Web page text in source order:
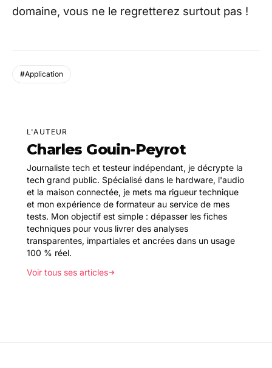
domaine, vous ne le regretterez surtout pas !
#Application
L'AUTEUR
Charles Gouin-Peyrot
Journaliste tech et testeur indépendant, je décrypte la
tech grand public. Spécialisé dans le hardware, l'audio
et la maison connectée, je mets ma rigueur technique
et mon expérience de formateur au service de mes
tests. Mon objectif est simple : dépasser les fiches
techniques pour vous livrer des analyses
transparentes, impartiales et ancrées dans un usage
100 % réel.
Voir tous ses articles